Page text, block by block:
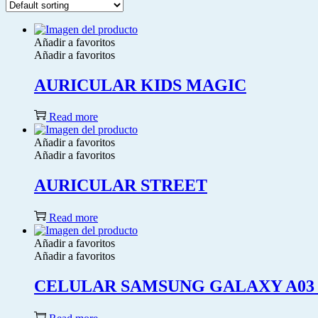
Añadir a favoritos
Añadir a favoritos
AURICULAR KIDS MAGIC
Read more
Añadir a favoritos
Añadir a favoritos
AURICULAR STREET
Read more
Añadir a favoritos
Añadir a favoritos
CELULAR SAMSUNG GALAXY A03